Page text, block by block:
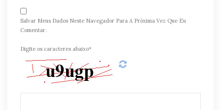
Salvar Meus Dados Neste Navegador Para A Próxima Vez Que Eu
Comentar.
Digite os caracteres abaixo*